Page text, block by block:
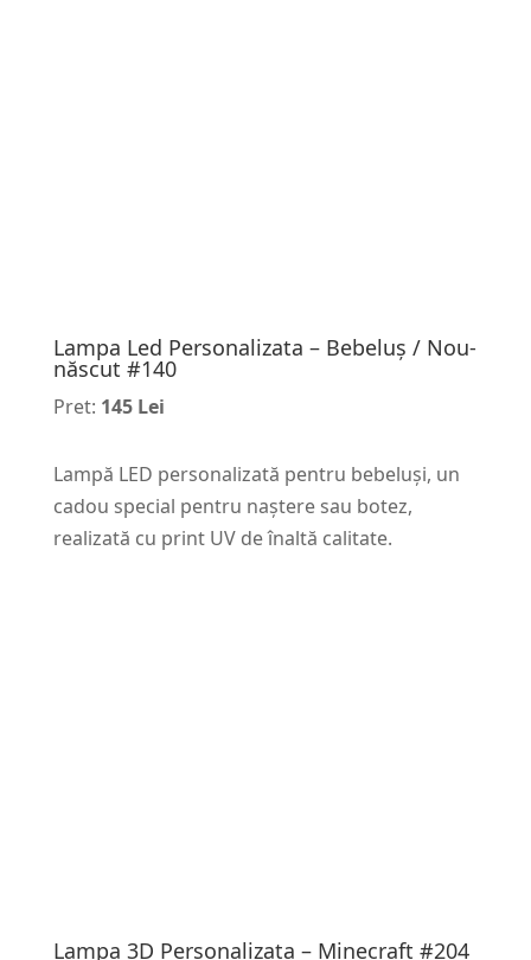
Lampa Led Personalizata – Bebeluș / Nou-
născut #140
Pret: 145 Lei
Lampă LED personalizată pentru bebeluși, un
cadou special pentru naștere sau botez,
realizată cu print UV de înaltă calitate.
Lampa 3D Personalizata – Minecraft #204